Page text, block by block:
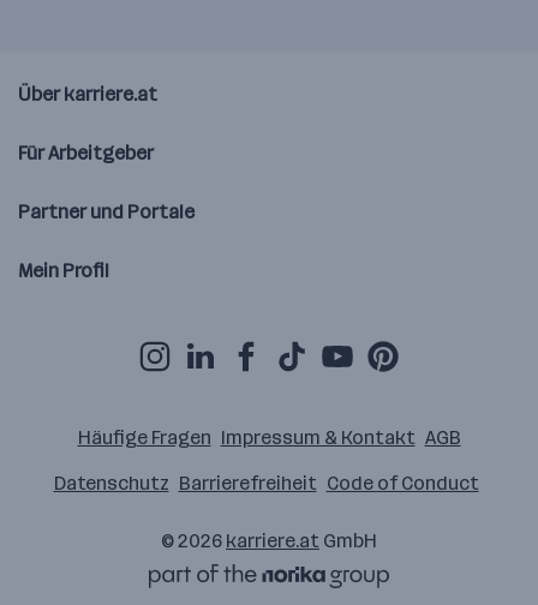
Über karriere.at
Für Arbeitgeber
Partner und Portale
Mein Profil
Häufige Fragen Impressum & Kontakt AGB
Datenschutz Barrierefreiheit Code of Conduct
© 2026 karriere.at GmbH